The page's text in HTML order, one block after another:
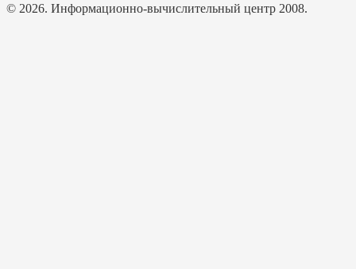
© 2026. Информационно-вычислительный центр 2008.